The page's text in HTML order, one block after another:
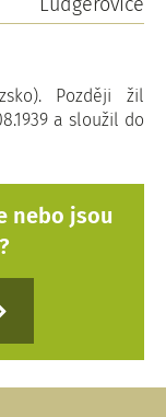
Později žil
a sloužil do
nebo jsou